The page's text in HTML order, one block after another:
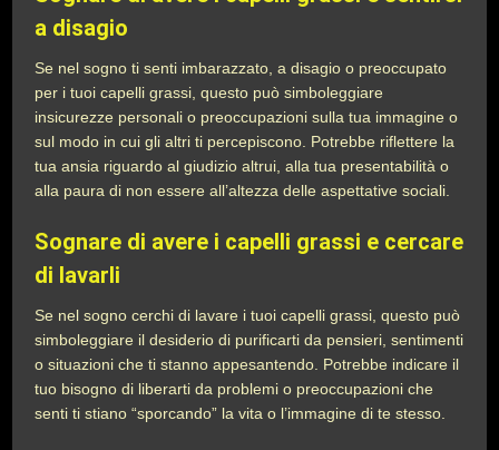
a disagio
Se nel sogno ti senti imbarazzato, a disagio o preoccupato
per i tuoi capelli grassi, questo può simboleggiare
insicurezze personali o preoccupazioni sulla tua immagine o
sul modo in cui gli altri ti percepiscono. Potrebbe riflettere la
tua ansia riguardo al giudizio altrui, alla tua presentabilità o
alla paura di non essere all’altezza delle aspettative sociali.
Sognare di avere i capelli grassi e cercare
di lavarli
Se nel sogno cerchi di lavare i tuoi capelli grassi, questo può
simboleggiare il desiderio di purificarti da pensieri, sentimenti
o situazioni che ti stanno appesantendo. Potrebbe indicare il
tuo bisogno di liberarti da problemi o preoccupazioni che
senti ti stiano “sporcando” la vita o l’immagine di te stesso.